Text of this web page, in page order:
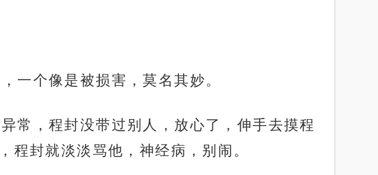
一个像是被损害，莫名其妙。
常，程封没带过别人，放心了，伸手去摸程
程封就淡淡骂他，神经病，别闹。